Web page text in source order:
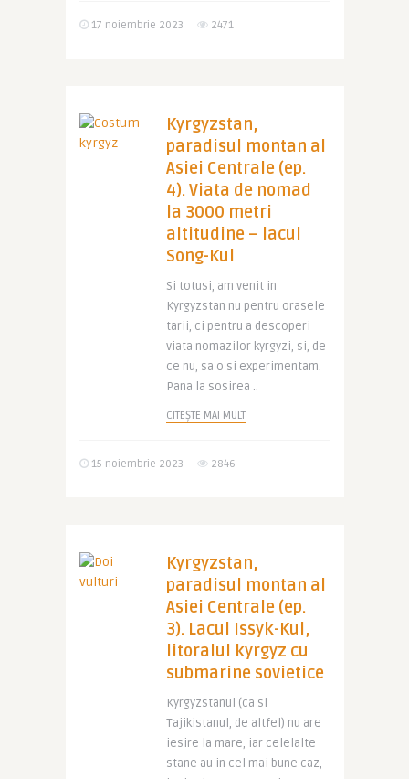
17 noiembrie 2023 2471
Kyrgyzstan,
paradisul montan al
Asiei Centrale (ep.
4). Viata de nomad
la 3000 metri
altitudine – lacul
Song-Kul
Si totusi, am venit in
Kyrgyzstan nu pentru orasele
tarii, ci pentru a descoperi
viata nomazilor kyrgyzi, si, de
ce nu, sa o si experimentam.
Pana la sosirea ..
CITEȘTE MAI MULT
15 noiembrie 2023 2846
Kyrgyzstan,
paradisul montan al
Asiei Centrale (ep.
3). Lacul Issyk-Kul,
litoralul kyrgyz cu
submarine sovietice
Kyrgyzstanul (ca si
Tajikistanul, de altfel) nu are
iesire la mare, iar celelalte
stane au in cel mai bune caz,